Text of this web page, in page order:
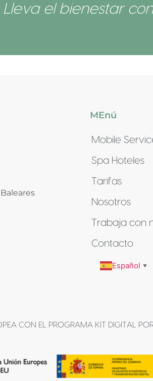
Lleva el bienestar
MEnú
Mobile
Spa Hoteles
Tarifas
Nosotros
Trabaja con
Contacto
Español ▼
CON EL PROGRAMA KIT DIGITAL